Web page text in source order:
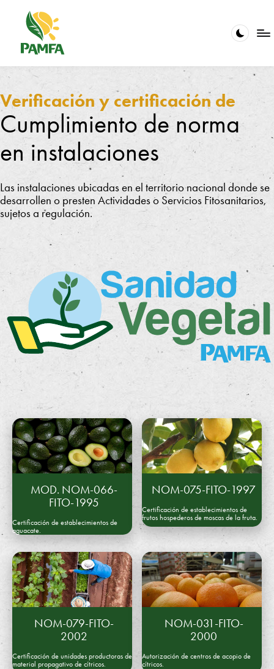
Saltar
contenido
V
ri
fi
c
ci
ó
C
rt
if
i
c
a
ó
n
P
F
A
A
.
La
calidad
en
el
servicio
es
nuestra
pasión
Verificación y certificación de
Cumplimiento de norma
en instalaciones
Las instalaciones ubicadas en el territorio nacional donde se
desarrollen o presten Actividades o Servicios Fitosanitarios,
sujetos a regulación.
MOD. NOM-066-
FITO-1995
Certificación de establecimientos de
aguacate.
NOM-075-FITO-1997
Certificación de establecimientos de
frutos hospederos de moscas de la fruta.
NOM-079-FITO-
2002
Certificación de unidades productoras de
material propagativo de cítricos.
NOM-031-FITO-
2000
Autorización de centros de acopio de
cítricos.